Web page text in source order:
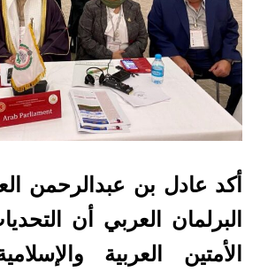
أكد عادل بن عبدالرحمن
البرلمان العربي أن
الأمتين العربية